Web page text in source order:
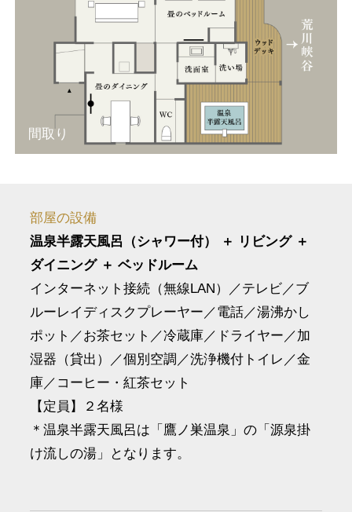
間取り
部屋の設備
温泉半露天風呂（シャワー付） ＋ リビング ＋
ダイニング ＋ ベッドルーム
インターネット接続（無線LAN）／テレビ／ブ
ルーレイディスクプレーヤー／電話／湯沸かし
ポット／お茶セット／冷蔵庫／ドライヤー／加
湿器（貸出）／個別空調／洗浄機付トイレ／金
庫／コーヒー・紅茶セット
【定員】２名様
＊温泉半露天風呂は「鷹ノ巣温泉」の「源泉掛
け流しの湯」となります。